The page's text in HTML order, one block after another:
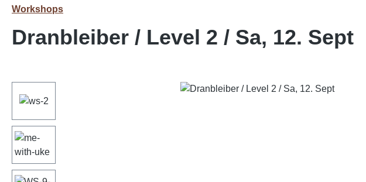
Workshops
Dranbleiber / Level 2 / Sa, 12. Sept